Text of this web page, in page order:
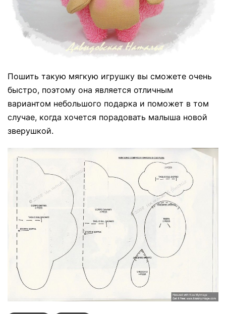
Пошить такую мягкую игрушку вы сможете очень
быстро, поэтому она является отличным
вариантом небольшого подарка и поможет в том
случае, когда хочется порадовать малыша новой
зверушкой.